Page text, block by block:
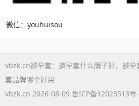
微信：youhuisou
vbzk.cn避孕套： 避孕套什么牌子好、 避孕
套品牌哪个好用
vbzk.cn 2026-08-09 鲁ICP备12023513号